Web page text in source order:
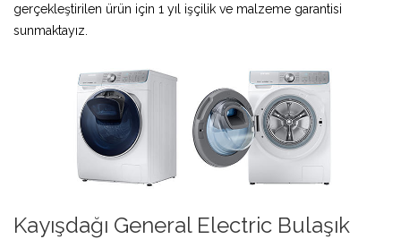
gerçekleştirilen ürün için 1 yıl işçilik ve malzeme garantisi
sunmaktayız.
Kayışdağı General Electric Bulaşık